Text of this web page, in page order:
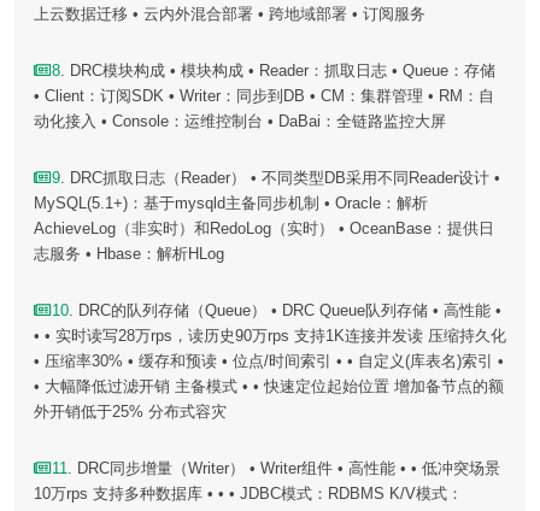
上云数据迁移 • 云内外混合部署 • 跨地域部署 • 订阅服务
8. DRC模块构成 • 模块构成 • Reader：抓取日志 • Queue：存储
• Client：订阅SDK • Writer：同步到DB • CM：集群管理 • RM：自
动化接入 • Console：运维控制台 • DaBai：全链路监控大屏
9. DRC抓取日志（Reader） • 不同类型DB采用不同Reader设计 •
MySQL(5.1+)：基于mysqld主备同步机制 • Oracle：解析
AchieveLog（非实时）和RedoLog（实时） • OceanBase：提供日
志服务 • Hbase：解析HLog
10. DRC的队列存储（Queue） • DRC Queue队列存储 • 高性能 •
• • 实时读写28万rps，读历史90万rps 支持1K连接并发读 压缩持久化
• 压缩率30% • 缓存和预读 • 位点/时间索引 • • 自定义(库表名)索引 •
• 大幅降低过滤开销 主备模式 • • 快速定位起始位置 增加备节点的额
外开销低于25% 分布式容灾
11. DRC同步增量（Writer） • Writer组件 • 高性能 • • 低冲突场景
10万rps 支持多种数据库 • • • JDBC模式：RDBMS K/V模式：